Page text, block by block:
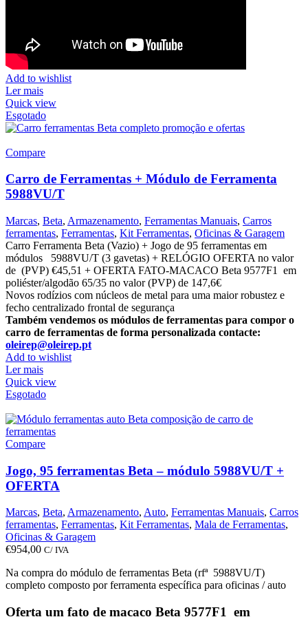
Add to wishlist
Ler mais
Quick view
Esgotado
Compare
Carro de Ferramentas + Módulo de Ferramenta
5988VU/T
Marcas, Beta, Armazenamento, Ferramentas Manuais, Carros
ferramentas, Ferramentas, Kit Ferramentas, Oficinas & Garagem
Carro Ferramenta Beta (Vazio) + Jogo de 95 ferramentas em
módulos 5988VU/T (3 gavetas) + RELÓGIO OFERTA no valor
de (PVP) €45,51 + OFERTA FATO-MACACO Beta 9577F1 em
poliéster/algodão 65/35 no valor (PVP) de 147,6€
Novos rodízios com núcleos de metal para uma maior robustez e
fecho centralizado frontal de segurança
Também vendemos os módulos de ferramentas para compor o
carro de ferramentas de forma personalizada contacte:
oleirep@oleirep.pt
Add to wishlist
Ler mais
Quick view
Esgotado
Compare
Jogo, 95 ferramentas Beta – módulo 5988VU/T +
OFERTA
Marcas, Beta, Armazenamento, Auto, Ferramentas Manuais, Carros
ferramentas, Ferramentas, Kit Ferramentas, Mala de Ferramentas,
Oficinas & Garagem
€954,00 C/ IVA
Na compra do módulo de ferramentas Beta (rfª 5988VU/T)
completo composto por ferramenta específica para oficinas / auto
Oferta um fato de macaco Beta 9577F1 em